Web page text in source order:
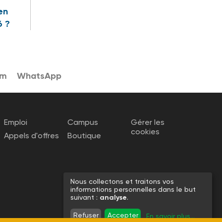
?
WhatsApp
Emploi
Appels d'offres
Campus
Boutique
Gérer les
cookies
Nous collectons et traitons vos
informations personnelles dans le but
suivant : analyse.
Refuser Accepter En savoir plus...